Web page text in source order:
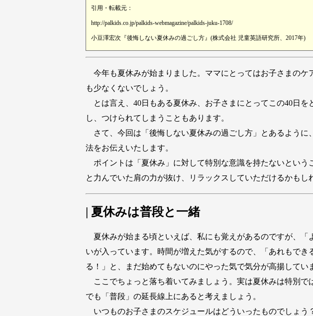
引用・転載元：
http://palkids.co.jp/palkids-webmagazine/palkids-juku-1708/
小豆澤宏次『後悔しない夏休みの過ごし方』(株式会社 児童英語研究所、2017年)
今年も夏休みが始まりました。ママにとってはお子さまの
も少なくないでしょう。
とは言え、40日もある夏休み、お子さまにとってこの40日
し、つけられてしまうこともあります。
さて、今回は「後悔しない夏休みの過ごし方」とあるよう
法をお伝えいたします。
ポイントは「夏休み」に対して特別な意識を持たないという
と力んでいた肩の力が抜け、リラックスしていただけるかも
| 夏休みは普段と一緒
夏休みが始まる頃といえば、私にも覚えがあるのですが、「
いが入っています。時間が増えた気がするので、「あれもでき
る！」と、まだ始めてもないのにやった気で気分が高揚してい
ここでちょっと落ち着いてみましょう。実は夏休みは特別で
でも「普段」の延長線上にあると考えましょう。
いつものお子さまのスケジュールはどういったものでしょう